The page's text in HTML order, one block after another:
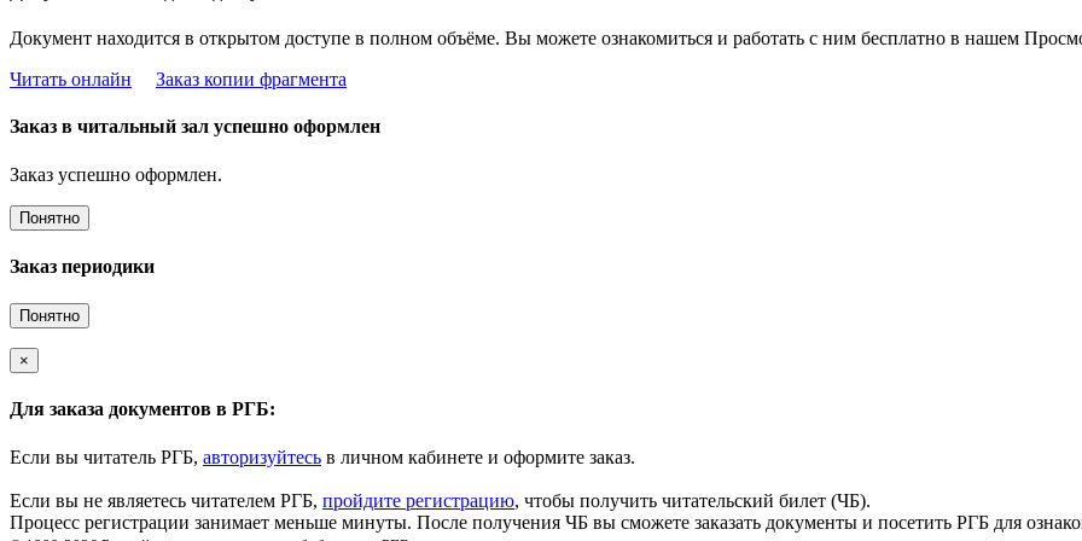
Документ находится в открытом доступе в полном объёме. Вы можете ознакомиться и работать с ним бесплатно в нашем
Читать онлайн
Заказ копии фрагмента
Заказ в читальный зал успешно оформлен
Заказ успешно оформлен.
Понятно
Заказ периодики
Понятно
×
Для заказа документов в РГБ:
Если вы читатель РГБ, авторизуйтесь в личном кабинете и оформите заказ.
Если вы не являетесь читателем РГБ, пройдите регистрацию, чтобы получить читательский билет (ЧБ).
Процесс регистрации занимает меньше минуты. После получения ЧБ вы сможете заказать документы и посетить РГБ для